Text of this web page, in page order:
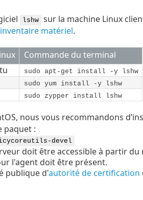
lshw
sur la machine Linux
matériel.
Commande du terminal
sudo apt-get install -y lshw
sudo yum install -y lshw
sudo zypper install lshw
nous vous recommandons
paquet :
devel
doit être accessible à partir du
l'agent doit être présent.
publique d'autorité de certification